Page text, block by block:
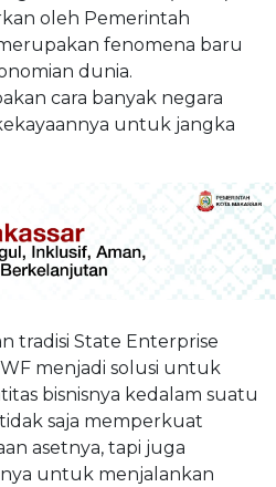
oleh Pemerintah
fenomena baru
dunia.
cara banyak negara
untuk jangka
tradisi State Enterprise
menjadi solusi untuk
bisnisnya kedalam suatu
saja memperkuat
asetnya, tapi juga
untuk menjalankan